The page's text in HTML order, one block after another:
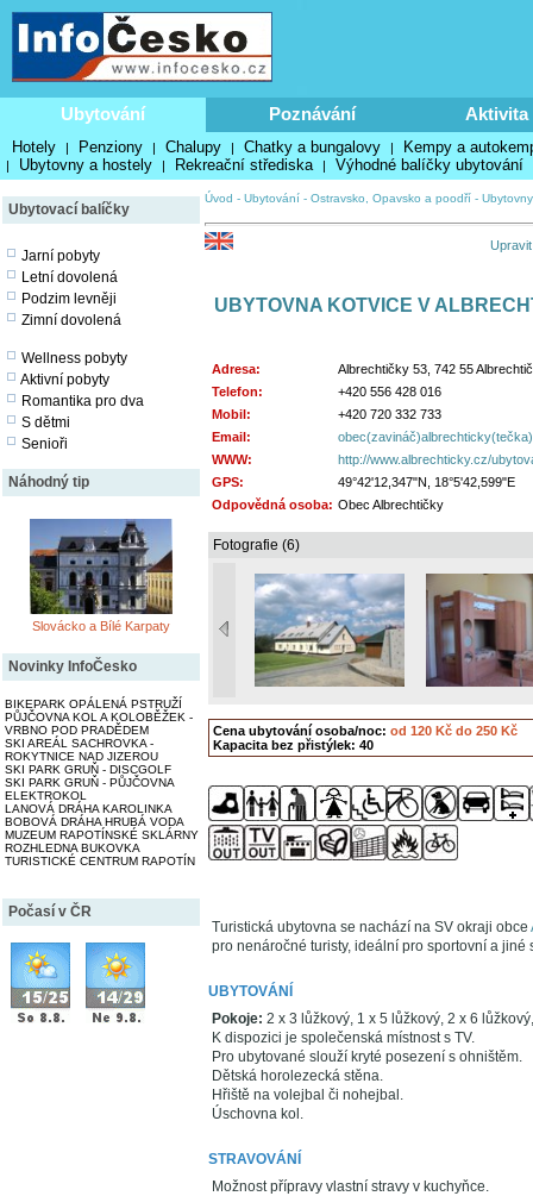
Ubytování Poznávání Aktivita
Hotely | Penziony | Chalupy | Chatky a bungalovy | Kempy a
| Ubytovny a hostely | Rekreační střediska | Výhodné balíčky ubytování
Ubytovací balíčky
Jarní pobyty
Letní dovolená
Podzim levněji
Zimní dovolená
Wellness pobyty
Aktivní pobyty
Romantika pro dva
S dětmi
Senioři
Náhodný tip
Slovácko a Bílé Karpaty
Novinky InfoČesko
BIKEPARK OPÁLENÁ PSTRUŽÍ
PŮJČOVNA KOL A KOLOBĚŽEK -
VRBNO POD PRADĚDEM
SKI AREÁL SACHROVKA -
ROKYTNICE NAD JIZEROU
SKI PARK GRUŇ - DISCGOLF
SKI PARK GRUŇ - PŮJČOVNA
ELEKTROKOL
LANOVÁ DRÁHA KAROLINKA
BOBOVÁ DRÁHA HRUBÁ VODA
MUZEUM RAPOTÍNSKÉ SKLÁRNY
ROZHLEDNA BUKOVKA
TURISTICKÉ CENTRUM RAPOTÍN
Počasí v ČR
Úvod - Ubytování - Ostravsko, Opavsko a poodří -
UBYTOVNA KOTVICE V
Adresa:
Albrechtičky 53, 742 55
Telefon:
+420 556 428 016
Mobil:
+420 720 332 733
Email:
WWW:
http://www.albrechticky.cz/
GPS:
49°42'12,347"N, 18°5'42,599"E
Odpovědná osoba: Obec Albrechtičky
Fotografie (6)
Cena ubytování osoba/noc: od 120 Kč do 250 Kč
Kapacita bez přistýlek: 40
Turistická ubytovna se nachází na SV okraji obce
pro nenáročné turisty, ideální pro sportovní a jiné
UBYTOVÁNÍ
Pokoje: 2 x 3 lůžkový, 1 x 5 lůžkový, 2 x 6
K dispozici je společenská místnost s TV.
Pro ubytované slouží kryté posezení s ohništěm.
Dětská horolezecká stěna.
Hřiště na volejbal či nohejbal.
Úschovna kol.
STRAVOVÁNÍ
Možnost přípravy vlastní stravy v kuchyňce.